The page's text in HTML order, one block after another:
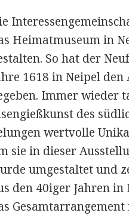
Heimatmuseum in
So hat der
1618 in Neipel
Immer wieder
des
wertvolle
sie in dieser
umgestaltet und
den 40iger Jahren